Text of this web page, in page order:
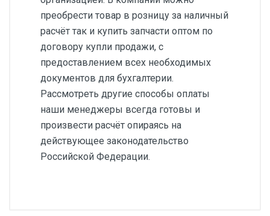
преобрести товар в розницу за наличный
расчёт так и купить запчасти оптом по
договору купли продажи, с
предоставлением всех необходимых
документов для бухгалтерии.
Рассмотреть другие способы оплаты
наши менеджеры всегда готовы и
произвести расчёт опираясь на
действующее законодательство
Российской Федерации.